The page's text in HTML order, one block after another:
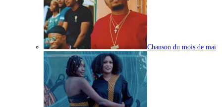
Chanson du mois de mai